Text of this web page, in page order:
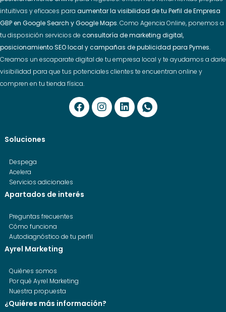
intuitivas y eficaces para aumentar la visibilidad de tu Perfil de Empresa
GBP en Google Search y Google Maps. Como Agencia Online, ponemos a
tu disposición servicios de consultoría de marketing digital,
posicionamiento SEO local y campañas de publicidad para Pymes.
Creamos un escaparate digital de tu empresa local y te ayudamos a darle
visibilidad para que tus potenciales clientes te encuentran online y
compren en tu tienda física.
Soluciones
Despega
Acelera
Servicios adicionales
Apartados de interés
Preguntas frecuentes
Cómo funciona
Autodiagnóstico de tu perfil
Ayrel Marketing
Quiénes somos
Por qué Ayrel Marketing
Nuestra propuesta
¿Quiéres más información?